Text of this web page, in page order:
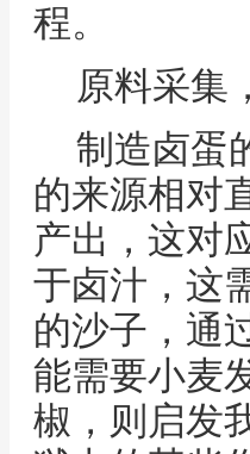
程。
原料采集
制造卤蛋
的来源相对
产出，这对
于卤汁，这
的沙子，通
能需要小麦
椒，则启发